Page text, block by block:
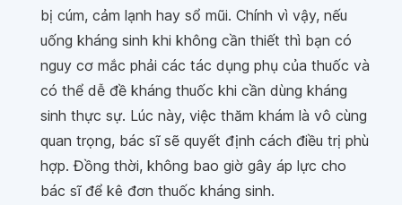
bị cúm, cảm lạnh hay sổ mũi. Chính vì vậy, nếu
uống kháng sinh khi không cần thiết thì bạn có
nguy cơ mắc phải các tác dụng phụ của thuốc và
có thể dễ đề kháng thuốc khi cần dùng kháng
sinh thực sự. Lúc này, việc thăm khám là vô cùng
quan trọng, bác sĩ sẽ quyết định cách điều trị phù
hợp. Đồng thời, không bao giờ gây áp lực cho
bác sĩ để kê đơn thuốc kháng sinh.